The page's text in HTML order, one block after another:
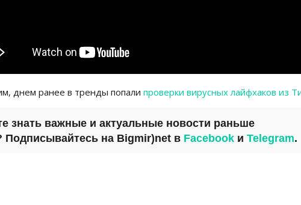
днем ранее в тренды попали проверки вирусных лайфхаков из
знать важные и актуальные новости раньше
Подписывайтесь на Bigmir)net в Facebook и Telegram.